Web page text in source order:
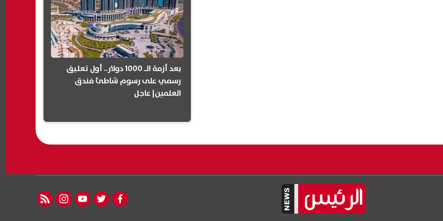
بعد أزمة الـ 1000 دولار.. أول تعليق
رسمي على رسوم شاطئ فندق
العلمين| عاجل
facebook
twitter
youtube
instagram
rss feed